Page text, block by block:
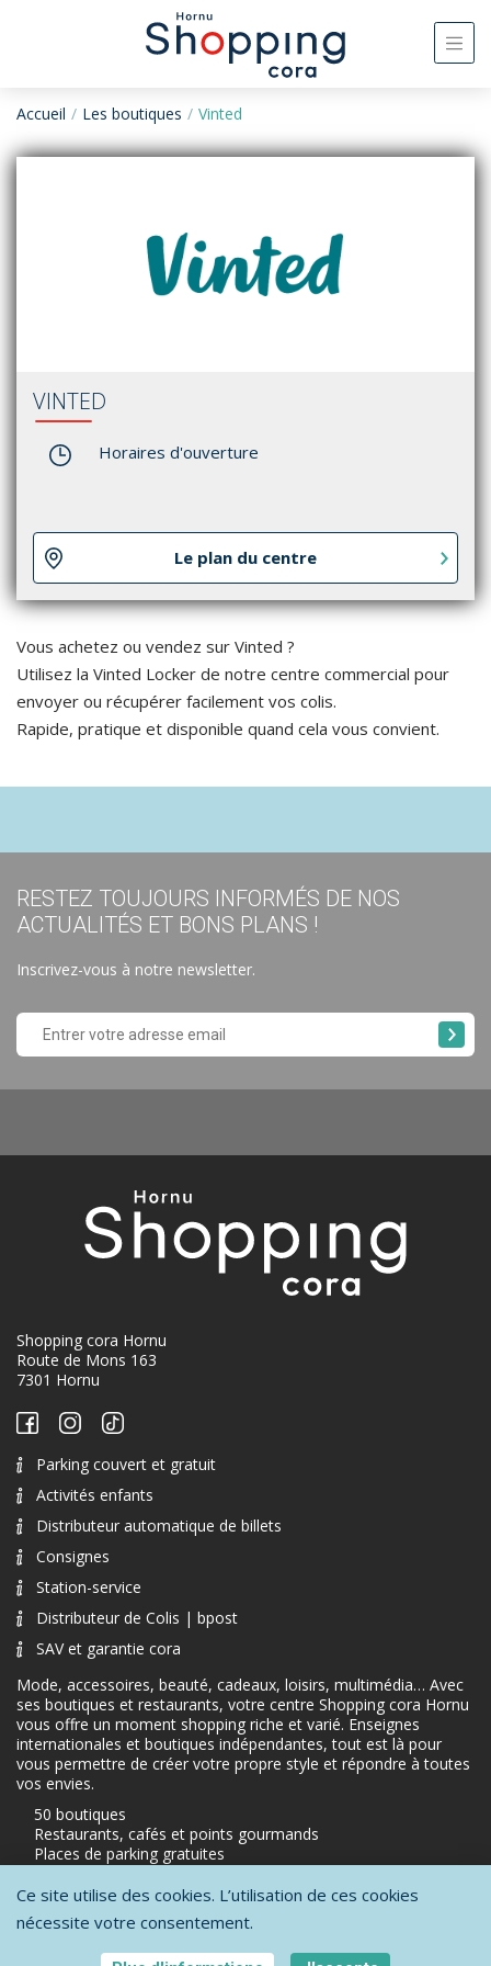
Accueil Les boutiques Vinted
Vous achetez ou vendez sur Vinted ?
Utilisez la Vinted Locker de notre centre commercial pour
envoyer ou récupérer facilement vos colis.
Rapide, pratique et disponible quand cela vous convient.
VINTED
Horaires d'ouverture
Le plan du centre
RESTEZ TOUJOURS INFORMÉS DE NOS
ACTUALITÉS ET BONS PLANS !
Inscrivez-vous à notre newsletter.
Shopping cora Hornu
Route de Mons 163
7301 Hornu
Parking couvert et gratuit
Activités enfants
Distributeur automatique de billets
Consignes
Station-service
Distributeur de Colis | bpost
SAV et garantie cora
Mode, accessoires, beauté, cadeaux, loisirs, multimédia… Avec
ses boutiques et restaurants, votre centre Shopping cora Hornu
vous offre un moment shopping riche et varié. Enseignes
internationales et boutiques indépendantes, tout est là pour
vous permettre de créer votre propre style et répondre à toutes
vos envies.
50 boutiques
Restaurants, cafés et points gourmands
Places de parking gratuites
Protection de la vie privée-Conditions générales d'utilisation
Ce site utilise des cookies. L’utilisation de ces cookies
nécessite votre consentement.